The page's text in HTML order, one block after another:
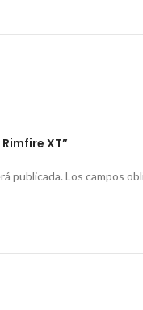
XT”
publicada. Los campos